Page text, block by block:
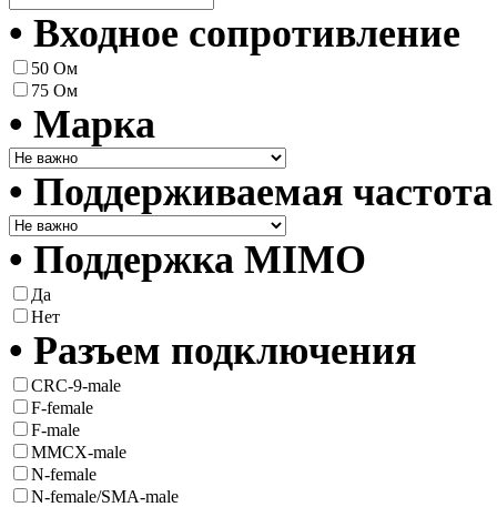
• Входное сопротивление
50 Ом
75 Ом
• Марка
• Поддерживаемая частота
• Поддержка MIMO
Да
Нет
• Разъем подключения
CRC-9-male
F-female
F-male
MMCX-male
N-female
N-female/SMA-male